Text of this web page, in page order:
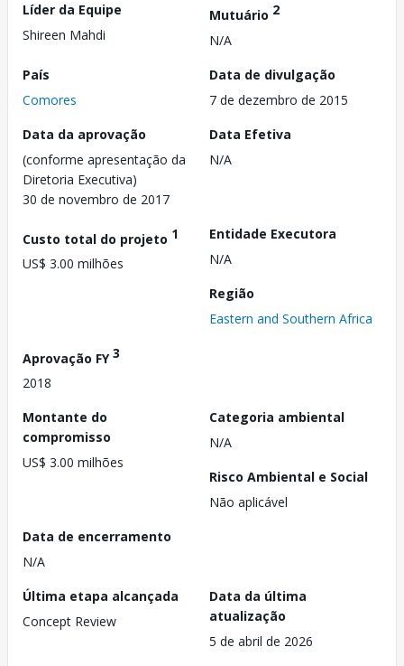
Líder da Equipe
Shireen Mahdi
Mutuário 2
N/A
País
Comores
Data de divulgação
7 de dezembro de 2015
Data da aprovação
(conforme apresentação da
Diretoria Executiva)
30 de novembro de 2017
Data Efetiva
N/A
Custo total do projeto 1
US$ 3.00 milhões
Entidade Executora
N/A
Região
Eastern and Southern Africa
Aprovação FY3
2018
Montante do
compromisso
US$ 3.00 milhões
Categoria ambiental
N/A
Risco Ambiental e Social
Não aplicável
Data de encerramento
N/A
Última etapa alcançada
Concept Review
Data da última
atualização
5 de abril de 2026